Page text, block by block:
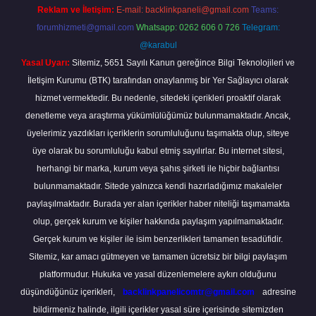
Reklam ve İletişim: E-mail: backlinkpaneli@gmail.com Teams:
forumhizmeti@gmail.com Whatsapp: 0262 606 0 726 Telegram:
@karabul
Yasal Uyarı: Sitemiz, 5651 Sayılı Kanun gereğince Bilgi Teknolojileri ve
İletişim Kurumu (BTK) tarafından onaylanmış bir Yer Sağlayıcı olarak
hizmet vermektedir. Bu nedenle, sitedeki içerikleri proaktif olarak
denetleme veya araştırma yükümlülüğümüz bulunmamaktadır. Ancak,
üyelerimiz yazdıkları içeriklerin sorumluluğunu taşımakta olup, siteye
üye olarak bu sorumluluğu kabul etmiş sayılırlar. Bu internet sitesi,
herhangi bir marka, kurum veya şahıs şirketi ile hiçbir bağlantısı
bulunmamaktadır. Sitede yalnızca kendi hazırladığımız makaleler
paylaşılmaktadır. Burada yer alan içerikler haber niteliği taşımamakta
olup, gerçek kurum ve kişiler hakkında paylaşım yapılmamaktadır.
Gerçek kurum ve kişiler ile isim benzerlikleri tamamen tesadüfidir.
Sitemiz, kar amacı gütmeyen ve tamamen ücretsiz bir bilgi paylaşım
platformudur. Hukuka ve yasal düzenlemelere aykırı olduğunu
düşündüğünüz içerikleri,
backlinkpanelicomtr@gmail.com
adresine
bildirmeniz halinde, ilgili içerikler yasal süre içerisinde sitemizden